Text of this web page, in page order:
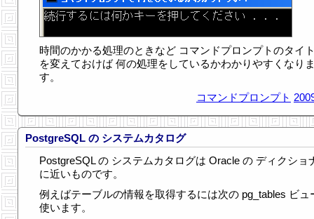
時間のかかる処理のときなど コマンドプロンプトのタイ
を変えておけば 何の処理をしているかわかりやすくなり
す。
コマンドプロンプト
PostgreSQL の システムカタログ
PostgreSQL の システムカタログは Oracle の ディクショ
に近いものです。
例えばテーブルの情報を取得するには次の pg_tables ビュ
使います。